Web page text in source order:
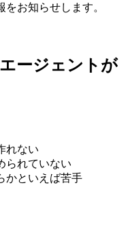
お知らせします。
エージェントが
れない
られていない
かといえば苦手